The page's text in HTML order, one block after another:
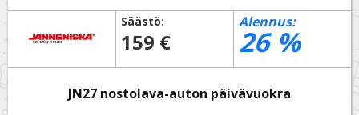
Säästö:
159 €
Alennus:
26%
JN27 nostolava-auton päivävuokra